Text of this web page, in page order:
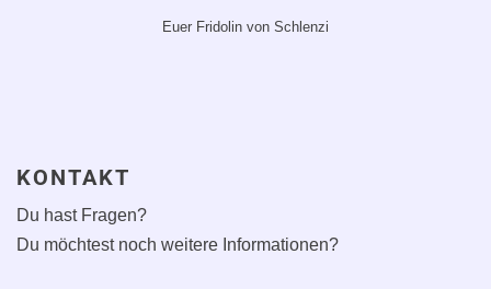
Euer Fridolin von Schlenzi
KONTAKT
Du hast Fragen?
Du möchtest noch weitere Informationen?